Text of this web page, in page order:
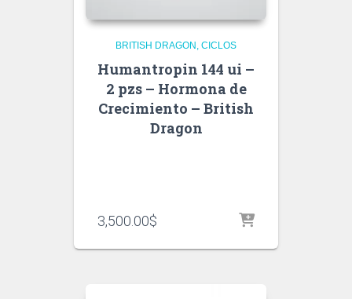
BRITISH DRAGON CICLOS
Humantropin 144 ui –
2 pzs – Hormona de
Crecimiento – British
Dragon
3,500.00$